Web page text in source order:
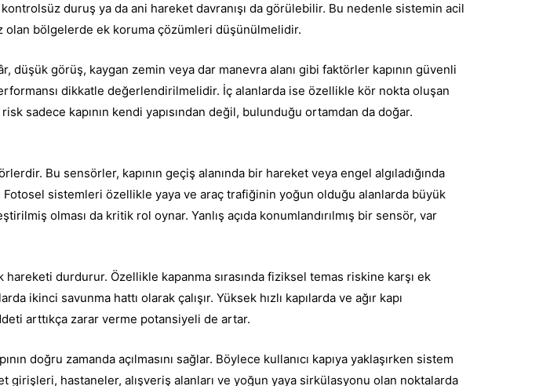
duruş ya da ani hareket davranışı da görülebilir. Bu nedenle sistemin acil
olan bölgelerde ek koruma çözümleri düşünülmelidir.
görüş, kaygan zemin veya dar manevra alanı gibi faktörler kapının güvenli
dikkatle değerlendirilmelidir. İç alanlarda ise özellikle kör nokta oluşan
sadece kapının kendi yapısından değil, bulunduğu ortamdan da doğar.
Bu sensörler, kapının geçiş alanında bir hareket veya engel algıladığında
Fotosel sistemleri özellikle yaya ve araç trafiğinin yoğun olduğu alanlarda büyük
olması da kritik rol oynar. Yanlış açıda konumlandırılmış bir sensör, var
hareketi durdurur. Özellikle kapanma sırasında fiziksel temas riskine karşı ek
ikinci savunma hattı olarak çalışır. Yüksek hızlı kapılarda ve ağır kapı
arttıkça zarar verme potansiyeli de artar.
doğru zamanda açılmasını sağlar. Böylece kullanıcı kapıya yaklaşırken sistem
hastaneler, alışveriş alanları ve yoğun yaya sirkülasyonu olan noktalarda